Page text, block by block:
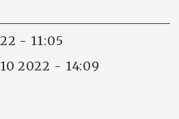
- 11:05
10 2022 - 14:09